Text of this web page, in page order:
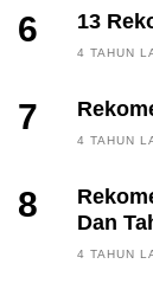
6 13
4 TAHUN
7
4 TAHUN
8
Dan
4 TAHUN